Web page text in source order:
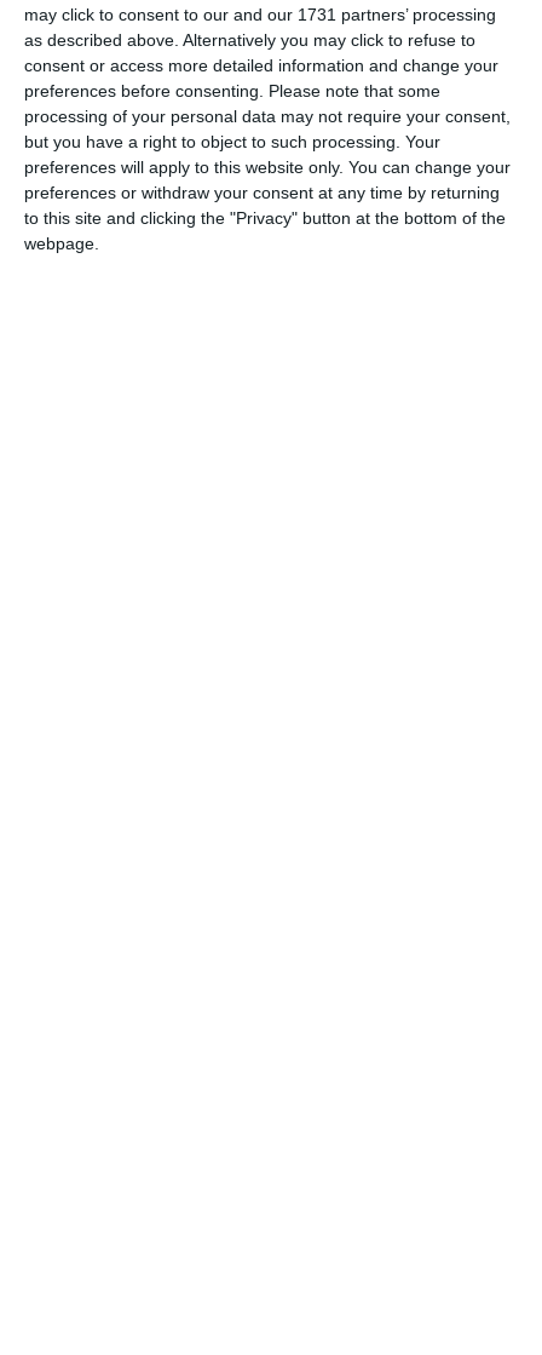
may click to consent to our and our 1731 partners’ processing
as described above. Alternatively you may click to refuse to
consent or access more detailed information and change your
preferences before consenting.
Please note that some
processing of your personal data may not require your consent,
but you have a right to object to such processing. Your
preferences will apply to this website only. You can change your
preferences or withdraw your consent at any time by returning
to this site and clicking the "Privacy" button at the bottom of the
webpage.